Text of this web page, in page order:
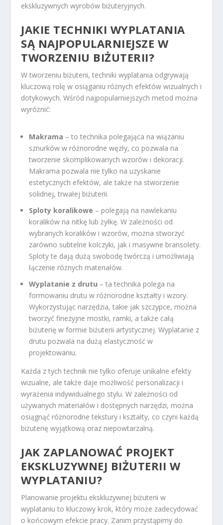
ekskluzywnych wyrobów biżuteryjnych.
JAKIE TECHNIKI WYPLATANIA
SĄ NAJPOPULARNIEJSZE W
TWORZENIU BIŻUTERII?
W tworzeniu biżuterii, techniki wyplatania odgrywają
kluczową rolę w osiąganiu różnych efektów wizualnych i
dotykowych. Wśród najpopularniejszych metod można
wyróżnić:
Makrama – to technika polegająca na wiązaniu
sznurków w różnorodne węzły, co pozwala na
tworzenie skomplikowanych wzorów i dekoracji.
Makrama pozwala nie tylko na uzyskanie
estetycznych efektów, ale także na stworzenie
solidnej, trwałej biżuterii.
Sploty koralikowe – polegają na nawlekaniu
koralików na nitkę lub żyłkę. W zależności od
wybranych koralików i wzorów, można stworzyć
zarówno subtelne kolczyki, jak i masywne bransolety.
Sploty te dają dużą swobodę twórczą i umożliwiają
łączenie różnych materiałów.
Wyplatanie z drutu – ta technika polega na
formowaniu drutu w różnorodne kształty i wzory.
Wykorzystując narzędzia, takie jak szczypce, można
tworzyć finezyjne mostki, ramki, a także całą
biżuterię w formie biżuterii artystycznej. Wyplatanie z
drutu pozwala na dużą elastyczność w
projektowaniu.
Każda z tych technik nie tylko oferuje unikalne efekty
wizualne, ale także daje możliwość personalizacji i
wyrażenia indywidualnego stylu. W zależności od
używanych materiałów i dostępnych narzędzi, można
osiągnąć różnorodne tekstury i kształty, co czyni każdą
biżuterię wyjątkową oraz niepowtarzalną.
JAK ZAPLANOWAĆ PROJEKT
EKSKLUZYWNEJ BIŻUTERII W
WYPLATANIU?
Planowanie projektu ekskluzywnej biżuterii w
wyplataniu to kluczowy krok, który może zadecydować
o końcowym efekcie pracy. Zanim przystąpimy do